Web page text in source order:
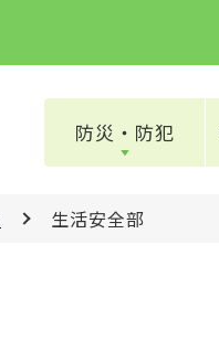
防災・防犯
生活安全部